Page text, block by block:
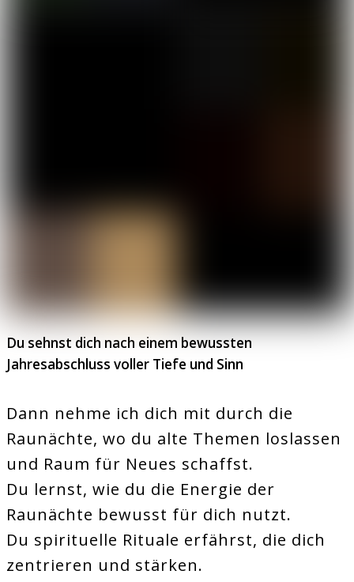
Du sehnst dich nach einem bewussten
Jahresabschluss voller Tiefe und Sinn
Dann nehme ich dich mit durch die
Raunächte, wo du alte Themen loslassen
und Raum für Neues schaffst.
Du lernst, wie du die Energie der
Raunächte bewusst für dich nutzt.
Du spirituelle Rituale erfährst, die dich
zentrieren und stärken.